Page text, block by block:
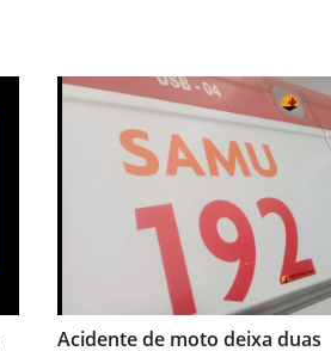
Acidente de moto deixa duas